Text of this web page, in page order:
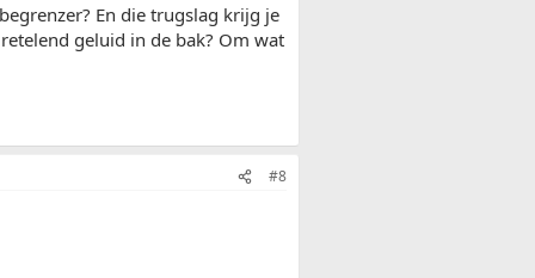
En die trugslag krijg je
geluid in de bak? Om wat
#8